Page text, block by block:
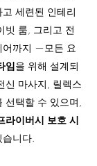
세련된 인테리
빗 룸, 그리고 전
어까지 —모든 요
임을 위해 설계되
신 마사지, 릴렉스
선택할 수 있으며,
라이버시 보호 시
니다.